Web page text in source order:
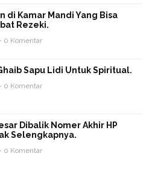
di Kamar Mandi Yang Bisa
Rezeki.
0 Komentar
Sapu Lidi Untuk Spiritual.
0 Komentar
Dibalik Nomer Akhir HP
Selengkapnya.
0 Komentar